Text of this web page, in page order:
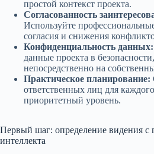
простой контекст проекта.
Согласованность
Используйте
согласия и снижения
Конфиденциальность данных:
данные проекта в
непосредственно на
Практическое планирование:
ответственных лиц для
приоритетный уровень.
Первый шаг: определение видения с
интеллекта